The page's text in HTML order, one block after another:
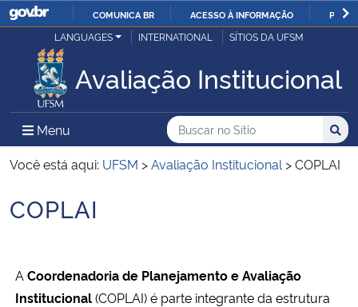
IR
O
COMUNICA BR ACESSO À INFORMAÇÃO
Ministério da Justiça e Segurança Pública
Ministério da Defesa
Ministério das Relações Exteriores
Ministério da Economia
Ministério da Agricultura, Pecuária e Abastecimento
LANGUAGES INTERNATIONAL SÍTIOS DA UFSM
Avaliação Institucional
Menu Menu Principal do Sítio
Busca
Buscar no no Sítio
Busca:
Você está aqui: UFSM >Avaliação Institucional >COPLAI
Início do conteúdo
COPLAI
A Coordenadoria de Planejamento e Avaliação
Institucional(COPLAI) é parte integrante da estrutura